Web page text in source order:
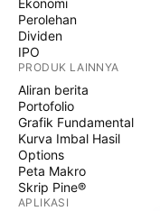
Ekonomi
Perolehan
Dividen
IPO
PRODUK LAINNYA
Aliran berita
Portofolio
Grafik Fundamental
Kurva Imbal Hasil
Options
Peta Makro
Skrip Pine®
APLIKASI